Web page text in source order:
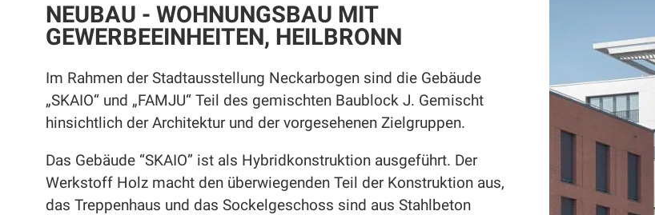
NEUBAU - WOHNUNGSBAU MIT
GEWERBEEINHEITEN, HEILBRONN
Im Rahmen der Stadtausstellung Neckarbogen sind die Gebäude
„SKAIO“ und „FAMJU“ Teil des gemischten Baublock J. Gemischt
hinsichtlich der Architektur und der vorgesehenen Zielgruppen.
Das Gebäude “SKAIO” ist als Hybridkonstruktion ausgeführt. Der
Werkstoff Holz macht den überwiegenden Teil der Konstruktion aus,
das Treppenhaus und das Sockelgeschoss sind aus Stahlbeton